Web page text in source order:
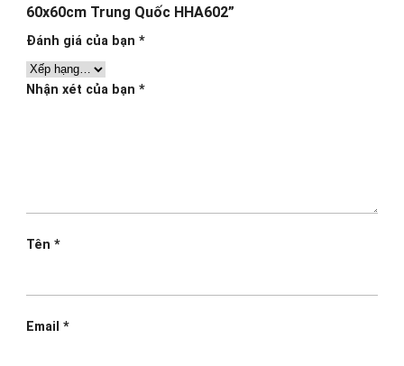
60x60cm Trung Quốc HHA602”
Đánh giá của bạn *
Nhận xét của bạn *
Tên *
Email *